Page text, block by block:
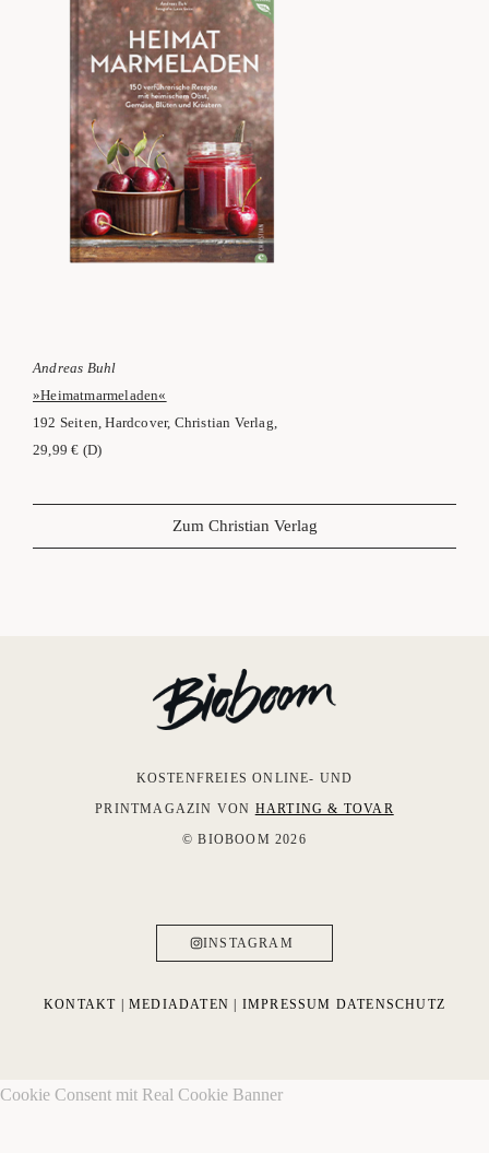
Andre­as Buhl
»Hei­mat­mar­me­la­den«
192 Sei­ten, Hard­co­ver, Chris­ti­an Ver­lag,
29,99 € (D)
Zum Chris­ti­an Verlag
KOSTENFREIES ONLINE- UND
PRINTMAGAZIN VON HARTING & TOVAR
© BIOBOOM 2026
INSTAGRAM
KONTAKT |MEDIADATEN IMPRESSUM DATENSCHUTZ
Cookie Consent mit Real Cookie Banner